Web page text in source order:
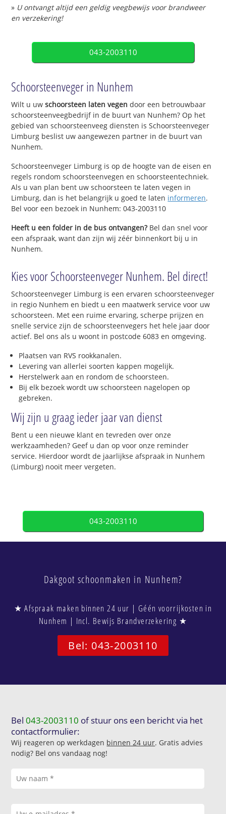
» U ontvangt altijd een geldig veegbewijs voor brandweer
en verzekering!
043-2003110
Schoorsteenveger in Nunhem
Wilt u uwschoorsteen laten vegen door een betrouwbaar
schoorsteenveegbedrijf in de buurt van Nunhem? Op het
gebied van schoorsteenveeg diensten is Schoorsteenveger
Limburg beslist uw aangewezen partner in de buurt van
Nunhem.
Schoorsteenveger Limburg is op de hoogte van de eisen en
regels rondom schoorsteenvegen en schoorsteentechniek.
Als u van plan bent uw schoorsteen te laten vegen in
Limburg, dan is het belangrijk u goed te laten informeren.
Bel voor een bezoek in Nunhem: 043-2003110
Heeft u een folder in de bus ontvangen?Bel dan snel voor
een afspraak, want dan zijn wij zéér binnenkort bij u in
Nunhem.
Kies voor Schoorsteenveger Nunhem. Bel direct!
Schoorsteenveger Limburg is een ervaren schoorsteenveger
in regio Nunhem en biedt u een maatwerk service voor uw
schoorsteen. Met een ruime ervaring, scherpe prijzen en
snelle service zijn de schoorsteenvegers het hele jaar door
actief. Bel ons als u woont in postcode 6083 en omgeving.
Plaatsen van RVS rookkanalen.
Levering van allerlei soorten kappen mogelijk.
Herstelwerk aan en rondom de schoorsteen.
Bij elk bezoek wordt uw schoorsteen nagelopen op
gebreken.
Wij zijn u graag ieder jaar van dienst
Bent u een nieuwe klant en tevreden over onze
werkzaamheden? Geef u dan op voor onze reminder
service. Hierdoor wordt de jaarlijkse afspraak in Nunhem
(Limburg) nooit meer vergeten.
043-2003110
Dakgoot schoonmaken in Nunhem?
★ Afspraak maken binnen 24 uur | Géén voorrijkosten in
Nunhem | Incl. Bewijs Brandverzekering ★
Bel: 043-2003110
Bel043-2003110 of stuur ons een bericht via het
contactformulier:
Wij reageren op werkdagen binnen 24 uur. Gratis advies
nodig? Bel ons vandaag nog!